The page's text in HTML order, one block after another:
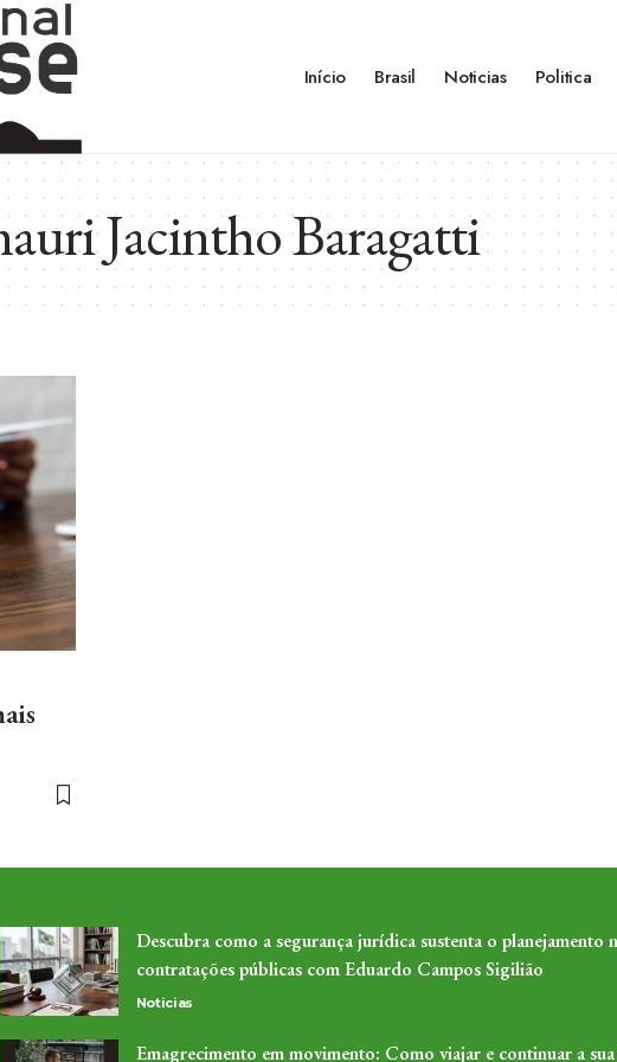
Início Brasil Noticias Politica
Jacintho Baragatti
Descubra como a segurança jurídica sustenta o planejamento
contratações públicas com Eduardo Campos Sigilião
Noticias
Emagrecimento em movimento: Como viajar e continuar a